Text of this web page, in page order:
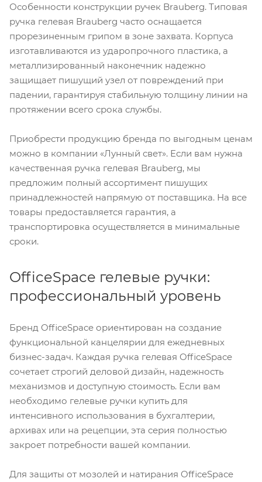
Особенности конструкции ручек Brauberg. Типовая
ручка гелевая Brauberg часто оснащается
прорезиненным грипом в зоне захвата. Корпуса
изготавливаются из ударопрочного пластика, а
металлизированный наконечник надежно
защищает пишущий узел от повреждений при
падении, гарантируя стабильную толщину линии на
протяжении всего срока службы.
Приобрести продукцию бренда по выгодным ценам
можно в компании «Лунный свет». Если вам нужна
качественная ручка гелевая Brauberg, мы
предложим полный ассортимент пишущих
принадлежностей напрямую от поставщика. На все
товары предоставляется гарантия, а
транспортировка осуществляется в минимальные
сроки.
OfficeSpace гелевые ручки:
профессиональный уровень
Бренд OfficeSpace ориентирован на создание
функциональной канцелярии для ежедневных
бизнес-задач. Каждая ручка гелевая OfficeSpace
сочетает строгий деловой дизайн, надежность
механизмов и доступную стоимость. Если вам
необходимо гелевые ручки купить для
интенсивного использования в бухгалтерии,
архивах или на рецепции, эта серия полностью
закроет потребности вашей компании.
Для защиты от мозолей и натирания OfficeSpace